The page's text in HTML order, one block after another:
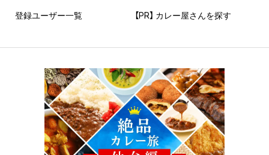
登録ユーザー一覧 【PR】 カレー屋さんを探す